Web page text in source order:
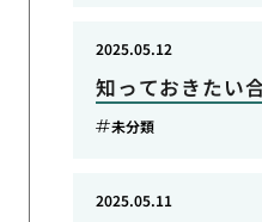
知っておきたい
2025.05.12
未分類
2025.05.11